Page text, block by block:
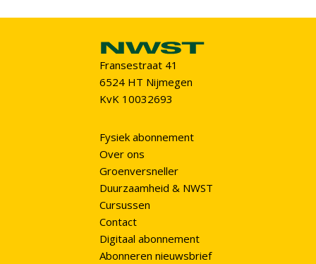
Fransestraat 41
6524 HT Nijmegen
KvK 10032693
Fysiek abonnement
Over ons
Groenversneller
Duurzaamheid & NWST
Cursussen
Contact
Digitaal abonnement
Abonneren nieuwsbrief